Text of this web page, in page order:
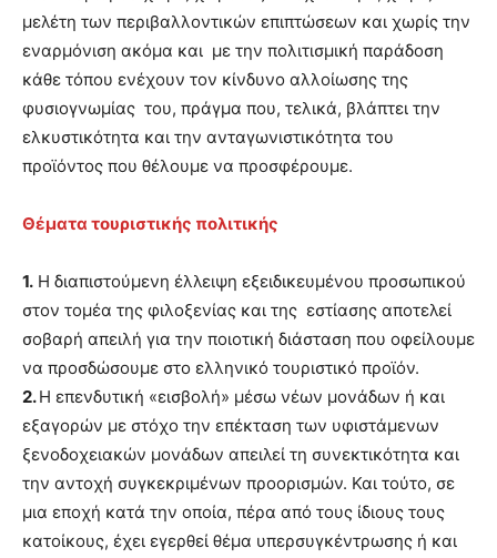
μελέτη των περιβαλλοντικών επιπτώσεων και χωρίς την
εναρμόνιση ακόμα και με την πολιτισμική παράδοση
κάθε τόπου ενέχουν τον κίνδυνο αλλοίωσης της
φυσιογνωμίας του, πράγμα που, τελικά, βλάπτει την
ελκυστικότητα και την ανταγωνιστικότητα του
προϊόντος που θέλουμε να προσφέρουμε.
Θέματα τουριστικής πολιτικής
1. Η διαπιστούμενη έλλειψη εξειδικευμένου προσωπικού
στον τομέα της φιλοξενίας και της εστίασης αποτελεί
σοβαρή απειλή για την ποιοτική διάσταση που οφείλουμε
να προσδώσουμε στο ελληνικό τουριστικό προϊόν.
2.Η επενδυτική «εισβολή» μέσω νέων μονάδων ή και
εξαγορών με στόχο την επέκταση των υφιστάμενων
ξενοδοχειακών μονάδων απειλεί τη συνεκτικότητα και
την αντοχή συγκεκριμένων προορισμών. Και τούτο, σε
μια εποχή κατά την οποία, πέρα από τους ίδιους τους
κατοίκους, έχει εγερθεί θέμα υπερσυγκέντρωσης ή και